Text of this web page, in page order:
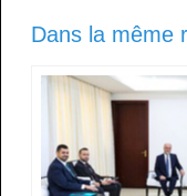
Dans la même